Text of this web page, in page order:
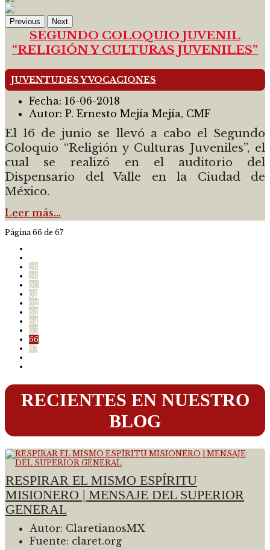
Previous Next
SEGUNDO COLOQUIO JUVENIL
“RELIGIÓN Y CULTURAS JUVENILES”
JUVENTUDES Y VOCACIONES
Fecha: 16-06-2018
Autor: P. Ernesto Mejía Mejía, CMF
El 16 de junio se llevó a cabo el Segundo
Coloquio “Religión y Culturas Juveniles”, el
cual se realizó en el auditorio del
Dispensario del Valle en la Ciudad de
México.
Leer más…
Página 66 de 67
58
59
60
61
62
63
64
65
66
67
RECIENTES EN NUESTRO
BLOG
RESPIRAR EL MISMO ESPÍRITU
MISIONERO | MENSAJE DEL SUPERIOR
GENERAL
Autor: ClaretianosMX
Fuente: claret.org